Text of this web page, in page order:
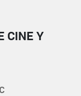
CINE Y